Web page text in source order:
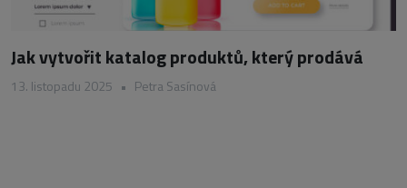
Jak vytvořit katalog produktů, který prodává
13. listopadu 2025 • Petra Sasínová